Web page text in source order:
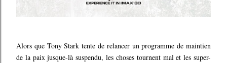
Alors que Tony Stark tente de relancer un programme de maintien
de la paix jusque-là suspendu, les choses tournent mal et les super-